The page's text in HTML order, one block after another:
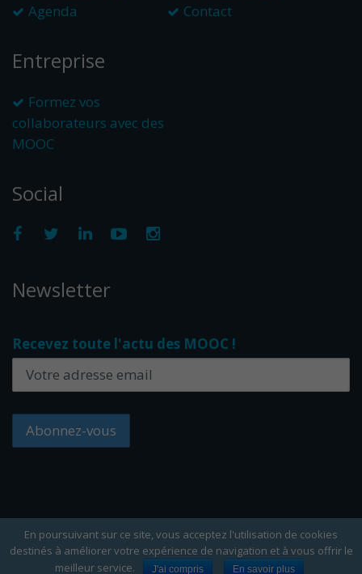
Agenda
Contact
Entreprise
Formez vos
collaborateurs avec des
MOOC
Social
Newsletter
Recevez toute l'actu des MOOC !
Copyright Edflex © 2024 -Editorial-CGU-Cookies
En poursuivant sur ce site, vous acceptez l'utilisation de cookies
destinés à améliorer votre expérience de navigation et à vous offrir le
meilleur service.
J'ai compris En savoir plus